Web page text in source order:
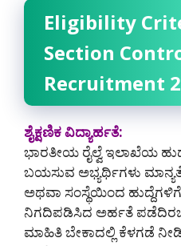
Eligibility
Section
Recruitment
ಶೈಕ್ಷಣಿಕ ವಿದ್ಯಾರ್ಹತೆ:
ಭಾರತೀಯ ರೈಲ್ವೆ ಇಲಾಖೆಯ
ಬಯಸುವ ಅಭ್ಯರ್ಥಿಗಳು
ಅಥವಾ ಸಂಸ್ಥೆಯಿಂದ
ನಿಗದಿಪಡಿಸಿದ ಅರ್ಹತೆ
ಮಾಹಿತಿ ಬೇಕಾದಲ್ಲಿ ಕೆಳಗಡೆ